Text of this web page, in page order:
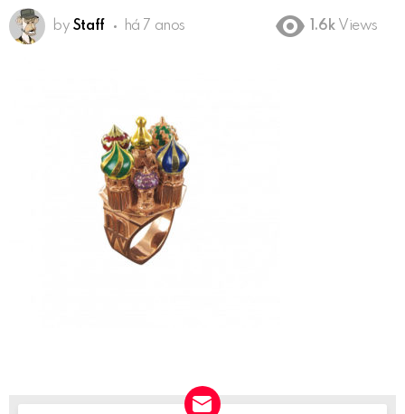
by Staff há 7 anos 1.6k Views